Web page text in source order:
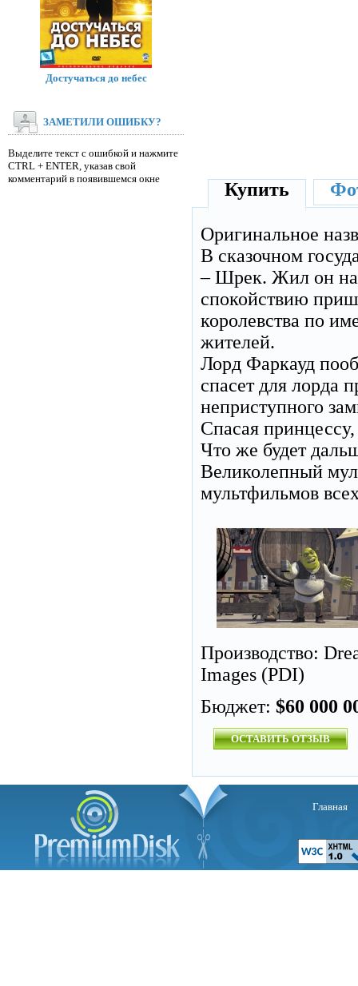
Купить
Оригинальное
В сказочном
– Шрек. Жил он на
спокойствию
королевства по
жителей.
Лорд Фаркауд
спасет для лорда
неприступного
Спасая
Что же будет
Великолепный
мультфильмов
Производство:
Images (PDI)
Бюджет: $60 000
ОСТАВИТЬ ОТЗЫВ
Достучаться до небес
ЗАМЕТИЛИ ОШИБКУ?
Выделите текст с ошибкой и нажмите
CTRL + ENTER, указав свой
комментарий в появившемся окне
Главная